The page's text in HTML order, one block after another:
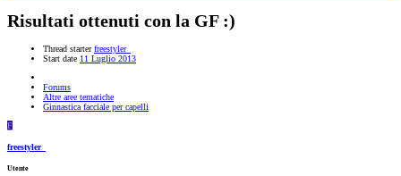
Risultati ottenuti con la GF :)
Thread starter freestyler_
Start date 11 Luglio 2013
Forums
Altre aree tematiche
Ginnastica facciale per capelli
F
freestyler_
Utente